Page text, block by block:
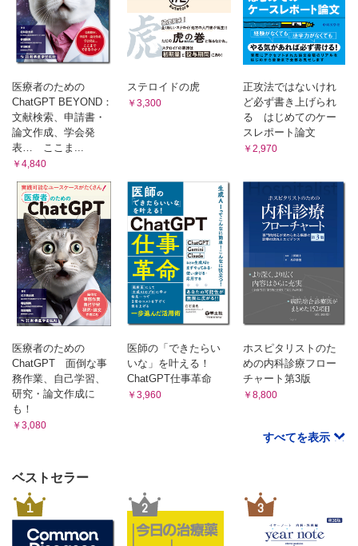
6.チーム医療で患者さんの信頼を得る
1.医師が診療だけに集中できる仕組みづくり
2.スタッフへの患者コミュニケーション教育
3.スタッフが医師に意見を言いやすいクリニックへ
7.デジタル時代の患者コミュニケーション
1.オンライン診療で意識すべきこと
［コラム］オンライン診療ってどう？.
2.医療現場にAIは必要か
医療者のための
ChatGPT BEYOND：
文献検索、申請書・
論文作成、学会発
表… ここま...
￥4,840
ステロイドの虎
￥3,300
正攻法ではないけれ
ど必ず書き上げられ
る はじめてのケー
スレポート論文
￥2,970
医療者のための
ChatGPT 面倒な事
務作業、自己学習、
研究・論文作成に
も！
￥3,080
医師の「できたらい
いな」を叶える！
ChatGPT仕事革命
￥3,960
ホスピタリストのた
めの内科診療フロー
チャート第3版
￥8,800
すべてを表示
ベストセラー
1 2 3